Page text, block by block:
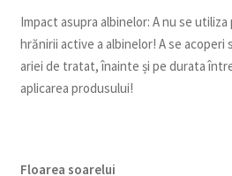
Impact asupra albinelor: A nu se
hrănirii active a albinelor! A se
ariei de tratat, înainte și pe durata
aplicarea produsului!
Floarea soarelui